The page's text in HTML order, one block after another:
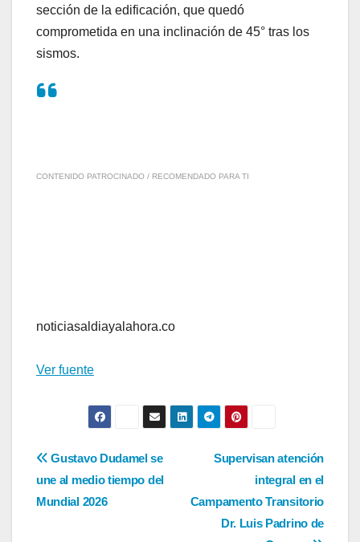
sección de la edificación, que quedó
comprometida en una inclinación de 45° tras los
sismos.
CONTENIDO PATROCINADO / RECOMENDADO PARA TI
noticiasaldiayalahora.co
Ver fuente
Navegación
de
Supervisan atención
integral en el
Campamento Transitorio
Dr. Luis Padrino de
Gustavo Dudamel se
une al medio tiempo del
Mundial 2026